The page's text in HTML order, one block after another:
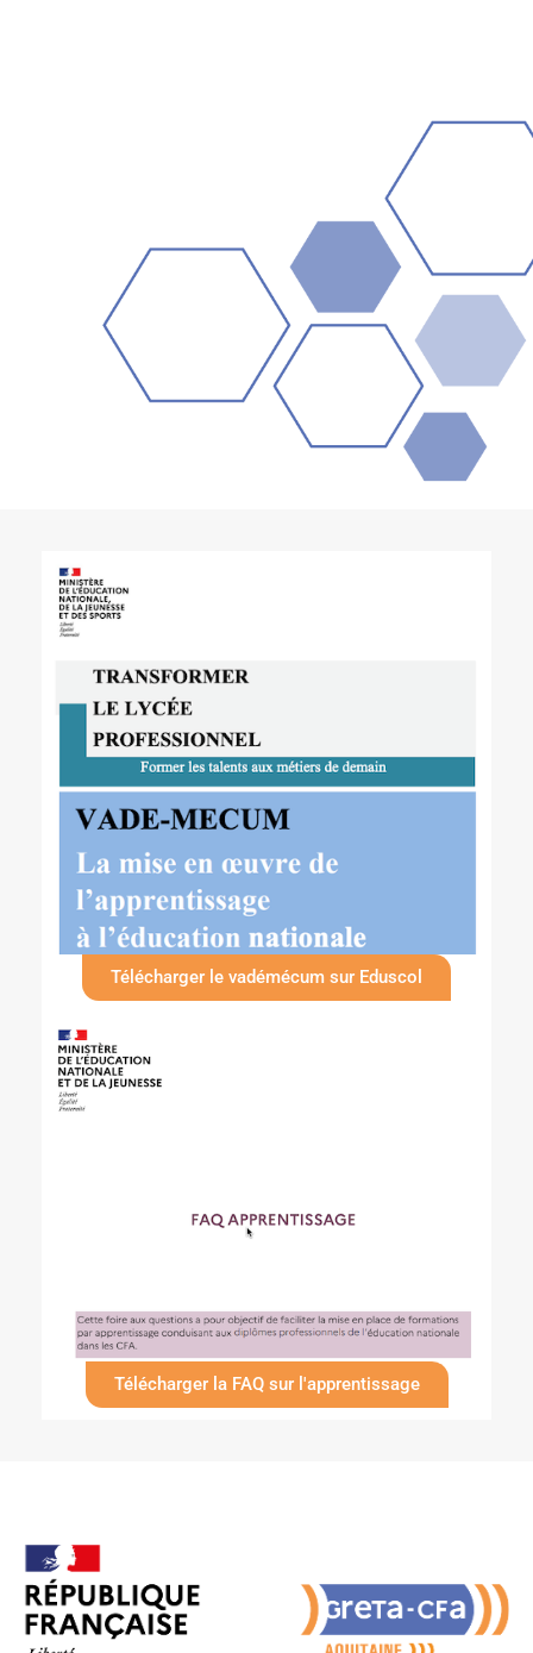
Télécharger le vadémécum sur Eduscol
Télécharger la FAQ sur l'apprentissage